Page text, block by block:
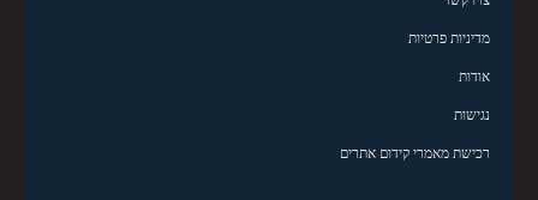
מדיניות פרטיות
אודות
נגישות
רכישת מאמרי קידום אתרים